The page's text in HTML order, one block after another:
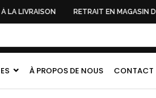
LA LIVRAISON RETRAIT EN MAGASIN
À PROPOS DE NOUS CONTACT